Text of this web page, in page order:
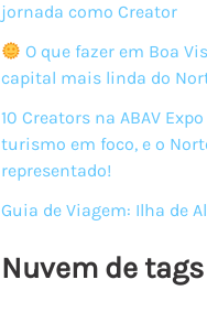
jornada como Creator
O que fazer em Boa
capital mais linda do
10 Creators na ABAV
turismo em foco, e o
representado!
Guia de Viagem: Ilha de
Nuvem de tags